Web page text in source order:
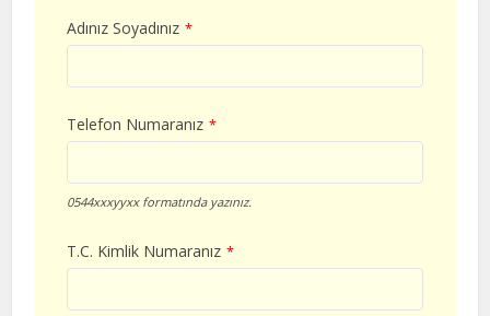
Adınız Soyadınız *
Telefon Numaranız *
0544xxxyyxx formatında yazınız.
T.C. Kimlik Numaranız *